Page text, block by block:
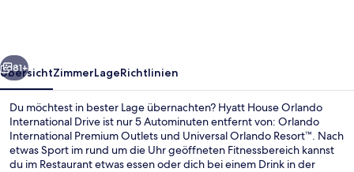
Weiter
81+
ÜbersichtZimmerLageRichtlinien
Du möchtest in bester Lage übernachten? Hyatt House Orlando
International Drive ist nur 5 Autominuten entfernt von: Orlando
International Premium Outlets und Universal Orlando Resort™. Nach
etwas Sport im rund um die Uhr geöffneten Fitnessbereich kannst
du im Restaurant etwas essen oder dich bei einem Drink in der